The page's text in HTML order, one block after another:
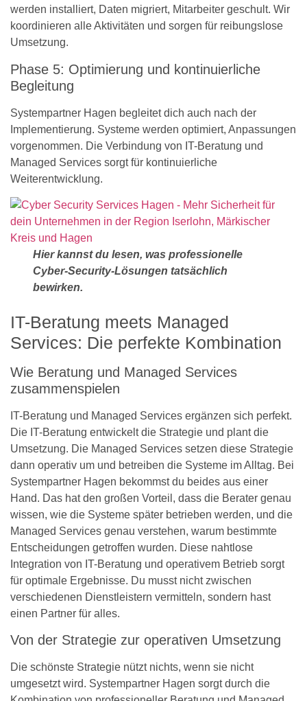
werden installiert, Daten migriert, Mitarbeiter geschult. Wir
koordinieren alle Aktivitäten und sorgen für reibungslose
Umsetzung.
Phase 5: Optimierung und kontinuierliche
Begleitung
Systempartner Hagen begleitet dich auch nach der
Implementierung. Systeme werden optimiert, Anpassungen
vorgenommen. Die Verbindung von IT-Beratung und
Managed Services sorgt für kontinuierliche
Weiterentwicklung.
Hier kannst du lesen, was professionelle
Cyber-Security-Lösungen tatsächlich
bewirken.
IT-Beratung meets Managed
Services: Die perfekte Kombination
Wie Beratung und Managed Services
zusammenspielen
IT-Beratung und Managed Services ergänzen sich perfekt.
Die IT-Beratung entwickelt die Strategie und plant die
Umsetzung. Die Managed Services setzen diese Strategie
dann operativ um und betreiben die Systeme im Alltag. Bei
Systempartner Hagen bekommst du beides aus einer
Hand. Das hat den großen Vorteil, dass die Berater genau
wissen, wie die Systeme später betrieben werden, und die
Managed Services genau verstehen, warum bestimmte
Entscheidungen getroffen wurden. Diese nahtlose
Integration von IT-Beratung und operativem Betrieb sorgt
für optimale Ergebnisse. Du musst nicht zwischen
verschiedenen Dienstleistern vermitteln, sondern hast
einen Partner für alles.
Von der Strategie zur operativen Umsetzung
Die schönste Strategie nützt nichts, wenn sie nicht
umgesetzt wird. Systempartner Hagen sorgt durch die